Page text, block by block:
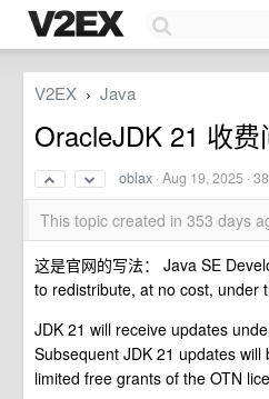
V2EX › Java
OracleJDK 21 收费
oblax ·Aug 19, 2025 ·
This topic created in 353 days
这是官网的写法： Java SE
to redistribute, at no cost, under
JDK 21 will receive updates
Subsequent JDK 21 updates
limited free grants of the OTN